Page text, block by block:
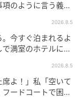
ることは一度も
して帰れるよう
で集めた、30
化しています。
のように言う義
2026.8.5
。今すぐ泊まれるよ
満室のホテルに押
2026.8.5
よ！」私「空いて
ードコートで困